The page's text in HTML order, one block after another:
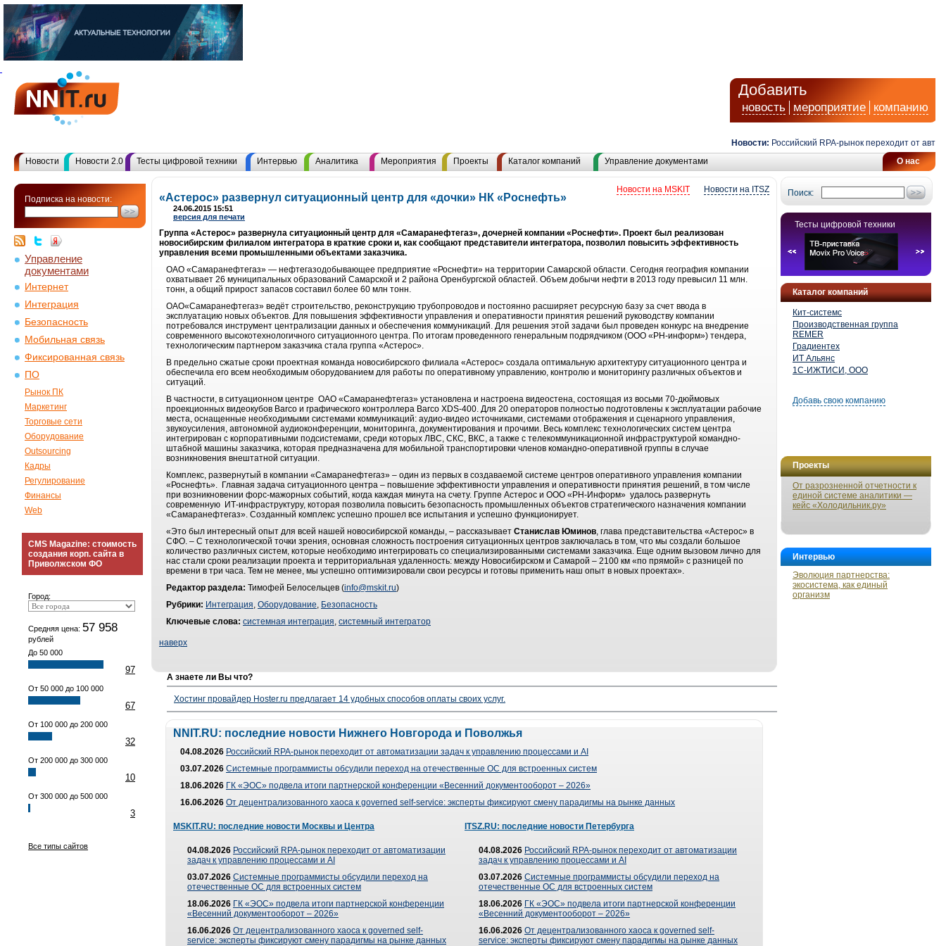
Добавить
новость мероприятие компанию
Новости: Российский RPA-рынок переходит от
О нас
Новости Новости 2.0 Тесты цифровой техники Интервью Аналитика Мероприятия Проекты Каталог компаний Управление документами
Подписка на новости:
Управление
документами
Интернет
Интеграция
Безопасность
Мобильная связь
Фиксированная связь
ПО
Рынок ПК
Маркетинг
Торговые сети
Оборудование
Outsourcing
Кадры
Регулирование
Финансы
Web
CMS Magazine: стоимость
создания корп. сайта в
Приволжском ФО
Город:
Средняя цена: 57 958
рублей
До 50 000
97
От 50 000 до 100 000
67
От 100 000 до 200 000
32
От 200 000 до 300 000
10
От 300 000 до 500 000
3
Все типы сайтов
Поиск:
Тесты цифровой техники
Каталог компаний
Кит-системс
Производственная группа
REMER
Градиентех
ИТ Альянс
1С-ИЖТИСИ, ООО
Добавь свою компанию
Проекты
От разрозненной отчетности к
единой системе аналитики —
кейс «Холодильник.ру»
Интервью
Эволюция партнерства:
экосистема, как единый
организм
Новости на ITSZ
Новости на MSKIT
«Астерос» развернул ситуационный центр для «дочки» НК «Роснефть»
24.06.2015 15:51
версия для печати
Группа «Астерос» развернула ситуационный центр для «Самаранефтегаз», дочерней компании «Роснефти». Проект был реализован
новосибирским филиалом интегратора в краткие сроки и, как сообщают представители интегратора, позволил повысить эффективность
управления всеми промышленными объектами заказчика.
ОАО «Самаранефтегаз» — нефтегазодобывающее предприятие «Роснефти» на территории Самарской области. Сегодня география компании
охватывает 26 муниципальных образований Самарской и 2 района Оренбургской областей. Объем добычи нефти в 2013 году превысил 11 млн.
тонн, а общий прирост запасов составил более 60 млн тонн.
ОАО«Самаранефтегаз» ведёт строительство, реконструкцию трубопроводов и постоянно расширяет ресурсную базу за счет ввода в
эксплуатацию новых объектов. Для повышения эффективности управления и оперативности принятия решений руководству компании
потребовался инструмент централизации данных и обеспечения коммуникаций. Для решения этой задачи был проведен конкурс на внедрение
современного высокотехнологичного ситуационного центра. По итогам проведенного генеральным подрядчиком (ООО «РН-информ») тендера,
технологическим партнером заказчика стала группа «Астерос».
В предельно сжатые сроки проектная команда новосибирского филиала «Астерос» создала оптимальную архитектуру ситуационного центра и
обеспечила его всем необходимым оборудованием для работы по оперативному управлению, контролю и мониторингу различных объектов и
ситуаций.
В частности, в ситуационном центре ОАО «Самаранефтегаз» установлена и настроена видеостена, состоящая из восьми 70-дюймовых
проекционных видеокубов Barco и графического контроллера Barco XDS-400. Для 20 операторов полностью подготовлены к эксплуатации рабочие
места, оснащенные необходимыми системами коммуникаций: аудио-видео источниками, системами отображения и сценарного управления,
звукоусиления, автономной аудиоконференции, мониторинга, документирования и прочими. Весь комплекс технологических систем центра
интегрирован с корпоративными подсистемами, среди которых ЛВС, СКС, ВКС, а также с телекоммуникационной инфраструктурой командно-
штабной машины заказчика, которая предназначена для мобильной транспортировки членов командно-оперативной группы в случае
возникновения внештатной ситуации.
Комплекс, развернутый в компании «Самаранефтегаз» – один из первых в создаваемой системе центров оперативного управления компании
«Роснефть». Главная задача ситуационного центра – повышение эффективности управления и оперативности принятия решений, в том числе
при возникновении форс-мажорных событий, когда каждая минута на счету. Группе Астерос и ООО «РН-Информ» удалось развернуть
современную ИТ-инфраструктуру, которая позволила повысить безопасность промышленных объектов стратегического назначения компании
«Самаранефтегаз». Созданный комплекс успешно прошел все испытания и успешно функционирует.
«Это был интересный опыт для всей нашей новосибирской команды, – рассказывает Станислав Юминов, глава представительства «Астерос» в
СФО. – С технологической точки зрения, основная сложность построения ситуационных центров заключалась в том, что мы создали большое
количество различных систем, которые необходимо интегрировать со специализированными системами заказчика. Еще одним вызовом лично для
нас стали сроки реализации проекта и территориальная удаленность: между Новосибирском и Самарой – 2100 км «по прямой» с разницей по
времени в три часа. Тем не менее, мы успешно оптимизировали свои ресурсы и готовы применить наш опыт в новых проектах».
Редактор раздела: Тимофей Белосельцев (info@mskit.ru)
Рубрики: Интеграция, Оборудование, Безопасность
Ключевые слова: системная интеграция, системный интегратор
наверх
А знаете ли Вы что?
Хостинг провайдер Hoster.ru предлагает 14 удобных способов оплаты своих услуг.
NNIT.RU: последние новости Нижнего Новгорода и Поволжья
04.08.2026 Российский RPA-рынок переходит от автоматизации задач к управлению процессами и AI
03.07.2026 Системные программисты обсудили переход на отечественные ОС для встроенных систем
18.06.2026 ГК «ЭОС» подвела итоги партнерской конференции «Весенний документооборот – 2026»
16.06.2026 От децентрализованного хаоса к governed self-service: эксперты фиксируют смену парадигмы на рынке данных
MSKIT.RU: последние новости Москвы и Центра
04.08.2026 Российский RPA-рынок переходит от автоматизации
задач к управлению процессами и AI
03.07.2026 Системные программисты обсудили переход на
отечественные ОС для встроенных систем
18.06.2026 ГК «ЭОС» подвела итоги партнерской конференции
«Весенний документооборот – 2026»
16.06.2026 От децентрализованного хаоса к governed self-
service: эксперты фиксируют смену парадигмы на рынке данных
ITSZ.RU: последние новости Петербурга
04.08.2026 Российский RPA-рынок переходит от автоматизации
задач к управлению процессами и AI
03.07.2026 Системные программисты обсудили переход на
отечественные ОС для встроенных систем
18.06.2026 ГК «ЭОС» подвела итоги партнерской конференции
«Весенний документооборот – 2026»
16.06.2026 От децентрализованного хаоса к governed self-
service: эксперты фиксируют смену парадигмы на рынке данных